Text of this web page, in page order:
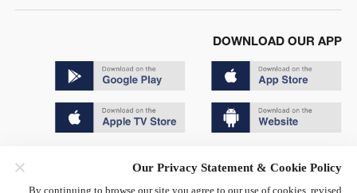
DOWNLOAD OUR APP
京ICP备20000184号
Our Privacy Statement & Cookie Policy
By continuing to browse our site you agree to our use of cookies, revised